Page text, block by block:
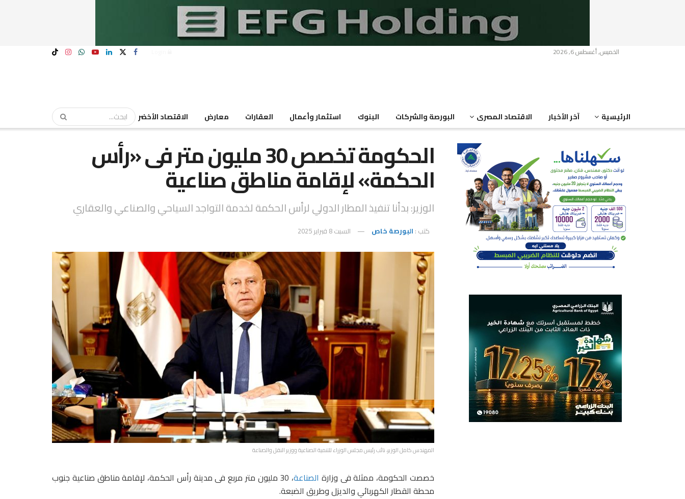
الخميس, أغسطس 6, 2026
الرئيسية آخر الأخبار الاقتصاد المصرى البورصة والشركات البنوك استثمار وأعمال العقارات معارض الاقتصاد الأخضر
الحكومة تخصص 30 مليون متر فى «رأس
الحكمة» لإقامة مناطق صناعية
الوزير: بدأنا تنفيذ المطار الدولي لرأس الحكمة لخدمة التواجد السياحي والصناعي والعقاري
كتب : البورصة خاص السبت 8 فبراير 2025
المهندس كامل الوزير، نائب رئيس مجلس الوزراء للتنمية الصناعية ووزير النقل والصناعة
خصصت الحكومة، ممثلة فى وزارة الصناعة
، 30 مليون متر مربع فى مدينة رأس الحكمة، لإقامة مناطق صناعية جنوب
محطة القطار الكهربائي والديزل وطريق الضبعة.